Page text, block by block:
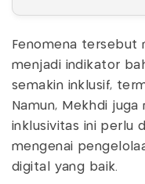
Fenomena tersebut
menjadi indikator
semakin inklusif,
Namun, Mekhdi
inklusivitas ini perlu
mengenai
digital yang baik.